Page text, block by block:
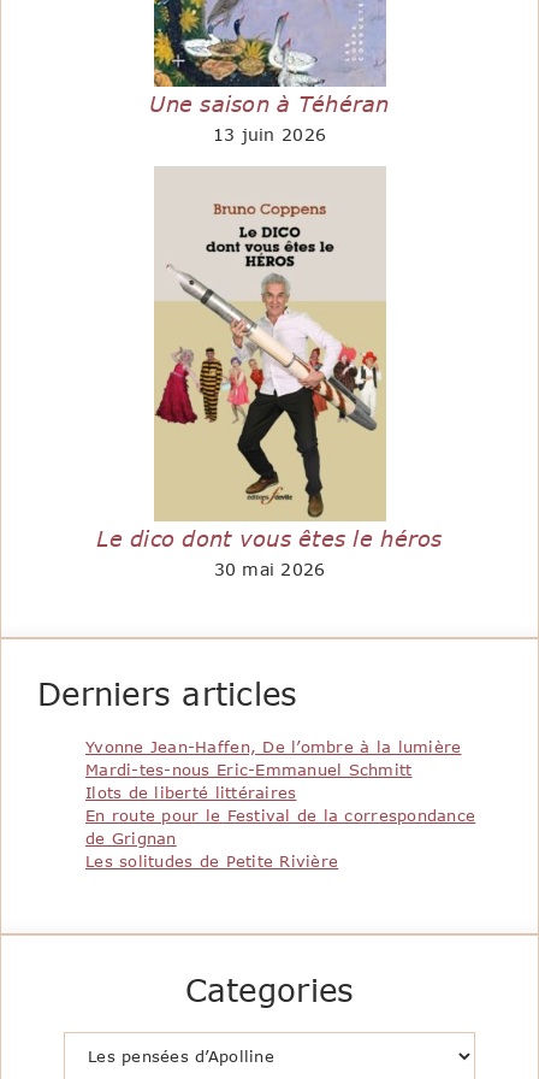
Une saison à Téhéran
13 juin 2026
Le dico dont vous êtes le héros
30 mai 2026
Derniers articles
Yvonne Jean-Haffen, De l’ombre à la lumière
Mardi-tes-nous Eric-Emmanuel Schmitt
Ilots de liberté littéraires
En route pour le Festival de la correspondance
de Grignan
Les solitudes de Petite Rivière
Categories